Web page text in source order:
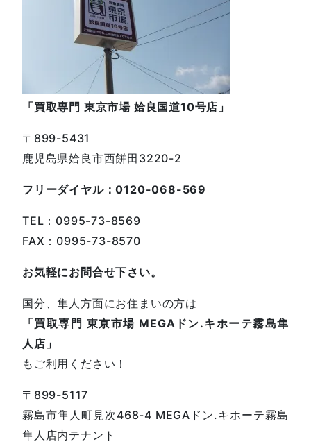
「買取専門 東京市場 姶良国道10号店」
〒899-5431
鹿児島県姶良市西餅田3220-2
フリーダイヤル：0120-068-569
TEL：0995-73-8569
FAX：0995-73-8570
お気軽にお問合せ下さい。
国分、隼人方面にお住まいの方は
「買取専門 東京市場 MEGAドン.キホーテ霧島隼
人店」
もご利用ください！
〒899-5117
霧島市隼人町見次468-4 MEGAドン.キホーテ霧島
隼人店内テナント